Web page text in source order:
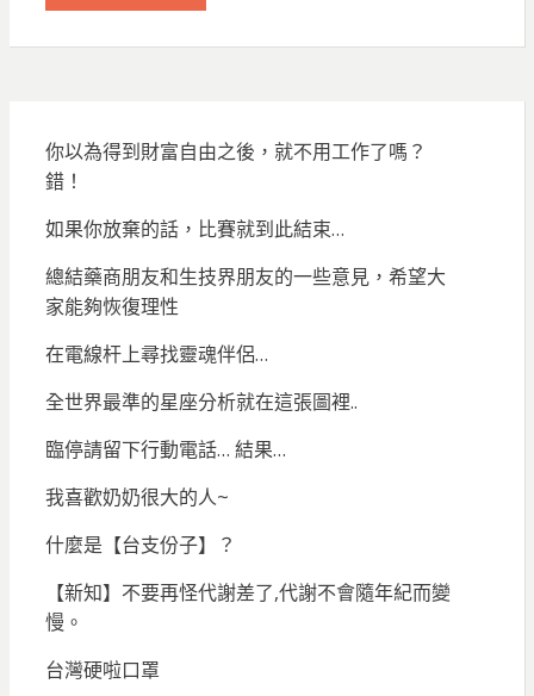
你以為得到財富自由之後，就不用工作了嗎？
錯！
如果你放棄的話，比賽就到此結束…
總結藥商朋友和生技界朋友的一些意見，希望大
家能夠恢復理性
在電線杆上尋找靈魂伴侶…
全世界最準的星座分析就在這張圖裡..
臨停請留下行動電話… 結果…
我喜歡奶奶很大的人~
什麼是【台支份子】？
【新知】不要再怪代謝差了,代謝不會隨年紀而變
慢。
台灣硬啦口罩